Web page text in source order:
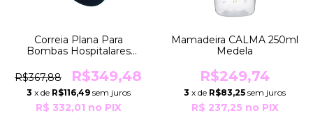
Correia Plana Para
Bombas Hospitalares
Select Medela
R$367,88 R$349,48
3 x de R$116,49 sem juros
R$ 332,01 no PIX
Mamadeira CALMA 250ml
Medela
R$249,74
3 x de R$83,25 sem juros
R$ 237,25 no PIX